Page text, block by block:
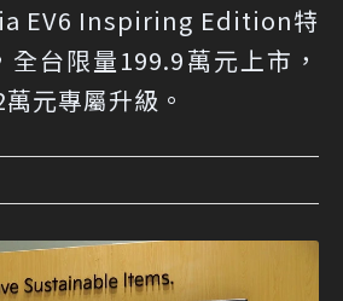
EV6 Inspiring Edition特
台限量199.9萬元上市，
元專屬升級。